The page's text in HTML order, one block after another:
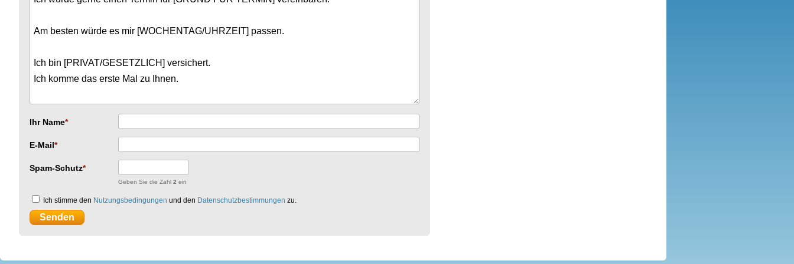
Ihr Name
E-Mail
Spam-Schutz
Geben Sie die Zahl 2 ein
Ich stimme den Nutzungsbedingungen und den Datenschutzbestimmungen zu.